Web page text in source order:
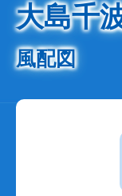
大島千
風配図